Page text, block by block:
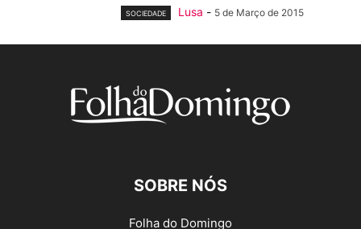
SOCIEDADE Lusa - 5 de Março de 2015
SOBRE NÓS
Folha do Domingo